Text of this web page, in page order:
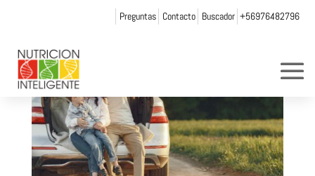
Preguntas Contacto Buscador +56976482796